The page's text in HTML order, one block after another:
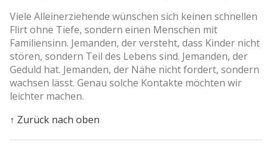
Viele Alleinerziehende wünschen sich keinen schnellen
Flirt ohne Tiefe, sondern einen Menschen mit
Familiensinn. Jemanden, der versteht, dass Kinder nicht
stören, sondern Teil des Lebens sind. Jemanden, der
Geduld hat. Jemanden, der Nähe nicht fordert, sondern
wachsen lässt. Genau solche Kontakte möchten wir
leichter machen.
↑ Zurück nach oben